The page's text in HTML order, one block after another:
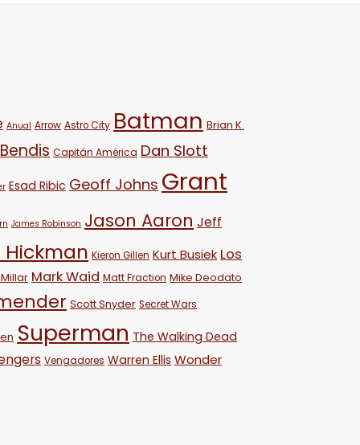
Anual Arrow Astro City Batman Brian K.
Capitán América Dan Slott
Esad Ribic Geoff Johns Grant
James Robinson Jason Aaron Jeff
Kieron Gillen Kurt Busiek Los
Mark Waid Matt Fraction Mike Deodato
Scott Snyder Secret Wars
Superman The Walking Dead
Vengadores Warren Ellis Wonder